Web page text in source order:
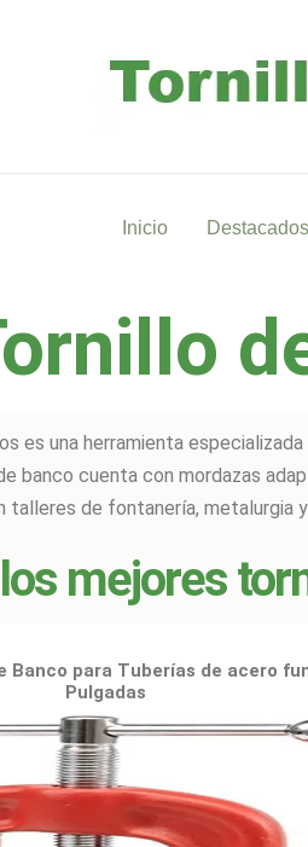
Inicio Destacados
es una herramienta
banco cuenta con mordazas
talleres de fontanería, metalurgia
mejores
Banco para Tuberías de acero
Pulgadas